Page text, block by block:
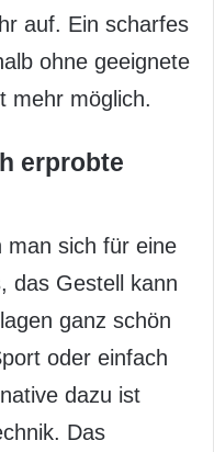
auf. Ein scharfes
ohne geeignete
mehr möglich.
erprobte
man sich für eine
das Gestell kann
ganz schön
oder einfach
dazu ist
Das